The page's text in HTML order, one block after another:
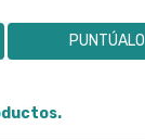
PUNTÚALO